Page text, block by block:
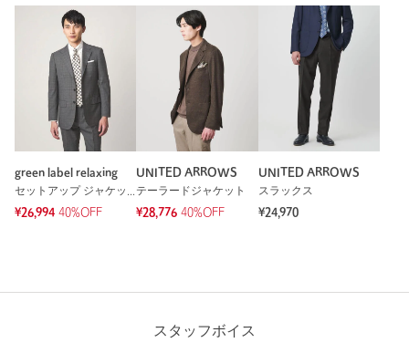
green label relaxing
セットアップ ジャケット
¥26,994 40%OFF
UNITED ARROWS
テーラードジャケット
¥28,776 40%OFF
UNITED ARROWS
スラックス
¥24,970
スタッフボイス